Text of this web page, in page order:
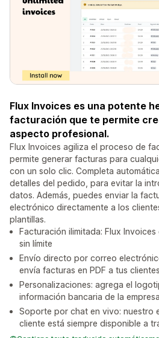
Flux Invoices es una potente
facturación que te permite
aspecto profesional.
Flux Invoices agiliza el proceso de
permite generar facturas para
con un solo clic. Completa
detalles del pedido, para evitar la
datos. Además, puedes enviar la
electrónico directamente a los
plantillas.
Facturación ilimitada: Flux
sin límite
Envío directo por correo
envía facturas en PDF a tus clientes
Personalizaciones: agrega el
información bancaria de la empresa
Soporte por chat en vivo: nuestro
cliente está siempre disponible a